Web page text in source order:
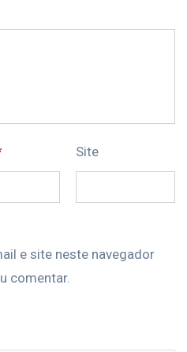
Site
e site neste navegador
comentar.